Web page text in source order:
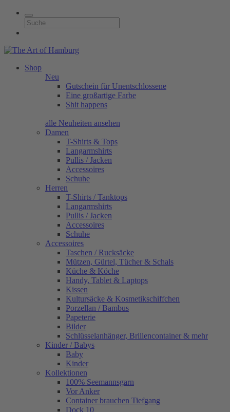
Shop
Neu
Gutschein für Unentschlossene
Eine großartige Farbe
Shit happens
alle Neuheiten ansehen
Damen
T-Shirts & Tops
Langarmshirts
Pullis / Jacken
Accessoires
Schuhe
Herren
T-Shirts / Tanktops
Langarmshirts
Pullis / Jacken
Accessoires
Schuhe
Accessoires
Taschen / Rucksäcke
Mützen, Gürtel, Tücher & Schals
Küche & Köche
Handy, Tablet & Laptops
Kissen
Kultursäcke & Kosmetikschiffchen
Porzellan / Bambus
Papeterie
Bilder
Schlüsselanhänger, Brillencontainer & mehr
Kinder / Babys
Baby
Kinder
Kollektionen
100% Seemannsgarn
Vor Anker
Container brauchen Tiefgang
Dock 10